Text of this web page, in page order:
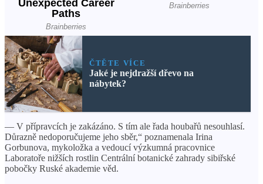
ČTĚTE VÍCE
Jaké je nejdražší dřevo na
nábytek?
— V přípravcích je zakázáno. S tím ale řada houbařů nesouhlasí.
Důrazně nedoporučujeme jeho sběr,“ poznamenala Irina
Gorbunova, mykoložka a vedoucí výzkumná pracovnice
Laboratoře nižších rostlin Centrální botanické zahrady sibiřské
pobočky Ruské akademie věd.